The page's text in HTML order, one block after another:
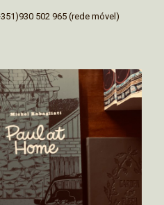
502 965 (rede móvel)